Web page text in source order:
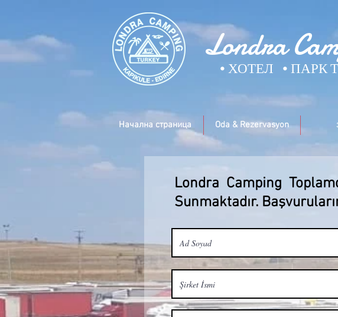
Londra
• ХОТЕЛ • ПАРК
Начална страница Oda & Rezervasyon
Londra Camping
Sunmaktadır.